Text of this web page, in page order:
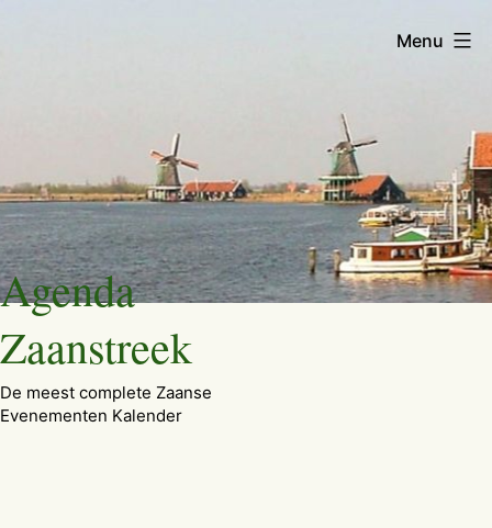
Ga
naar
de
inhoud
Agenda
Zaanstreek
De meest complete Zaanse
Evenementen Kalender
Menu